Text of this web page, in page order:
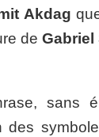
Akdag
de Gabriel
sans
des